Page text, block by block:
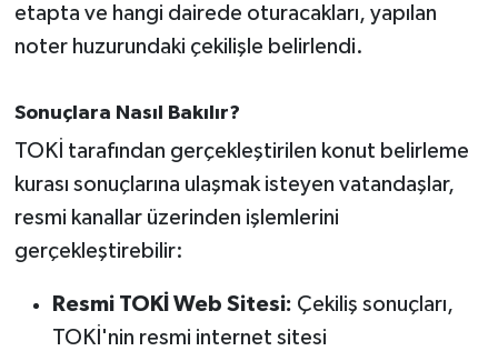
etapta ve hangi dairede oturacakları, yapılan
noter huzurundaki çekilişle belirlendi.
Sonuçlara Nasıl Bakılır?
TOKİ tarafından gerçekleştirilen konut belirleme
kurası sonuçlarına ulaşmak isteyen vatandaşlar,
resmi kanallar üzerinden işlemlerini
gerçekleştirebilir:
Resmi TOKİ Web Sitesi: Çekiliş sonuçları,
TOKİ'nin resmi internet sitesi
KÜLTÜR-SANAT
MANŞET
OLAY
OTOMOTİV